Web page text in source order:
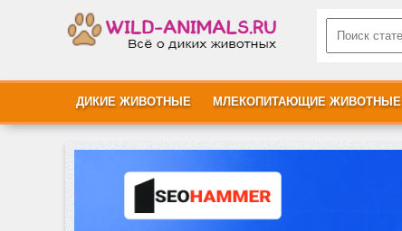
ДИКИЕ ЖИВОТНЫЕ МЛЕКОПИТАЮЩИЕ ЖИВОТНЫЕ